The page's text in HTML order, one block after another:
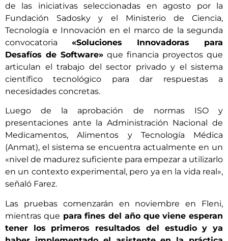
de las iniciativas seleccionadas en agosto por la
Fundación Sadosky y el Ministerio de Ciencia,
Tecnología e Innovación en el marco de la segunda
convocatoria «Soluciones Innovadoras para
Desafíos de Software» que financia proyectos que
articulan el trabajo del sector privado y el sistema
científico tecnológico para dar respuestas a
necesidades concretas.
Luego de la aprobación de normas ISO y
presentaciones ante la Administración Nacional de
Medicamentos, Alimentos y Tecnología Médica
(Anmat), el sistema se encuentra actualmente en un
«nivel de madurez suficiente para empezar a utilizarlo
en un contexto experimental, pero ya en la vida real»,
señaló Farez.
Las pruebas comenzarán en noviembre en Fleni,
mientras que para fines del año que viene esperan
tener los primeros resultados del estudio y ya